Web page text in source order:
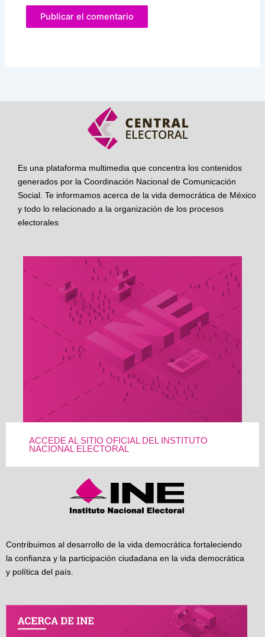
Es una plataforma multimedia que concentra los contenidos
generados por la Coordinación Nacional de Comunicación
Social. Te informamos acerca de la vida democrática de México
y todo lo relacionado a la organización de los procesos
electorales
ACCEDE AL SITIO OFICIAL DEL INSTITUTO
NACIONAL ELECTORAL
Contribuimos al desarrollo de la vida democrática fortaleciendo
la confianza y la participación ciudadana en la vida democrática
y política del país.